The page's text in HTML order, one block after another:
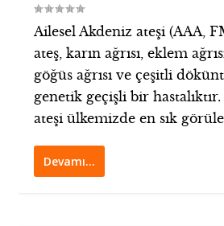
Ailesel Akdeniz ateşi (AAA,
ateş, karın ağrısı, eklem
göğüs ağrısı ve çeşitli
genetik geçişli bir
ateşi ülkemizde en sık
Devamı…